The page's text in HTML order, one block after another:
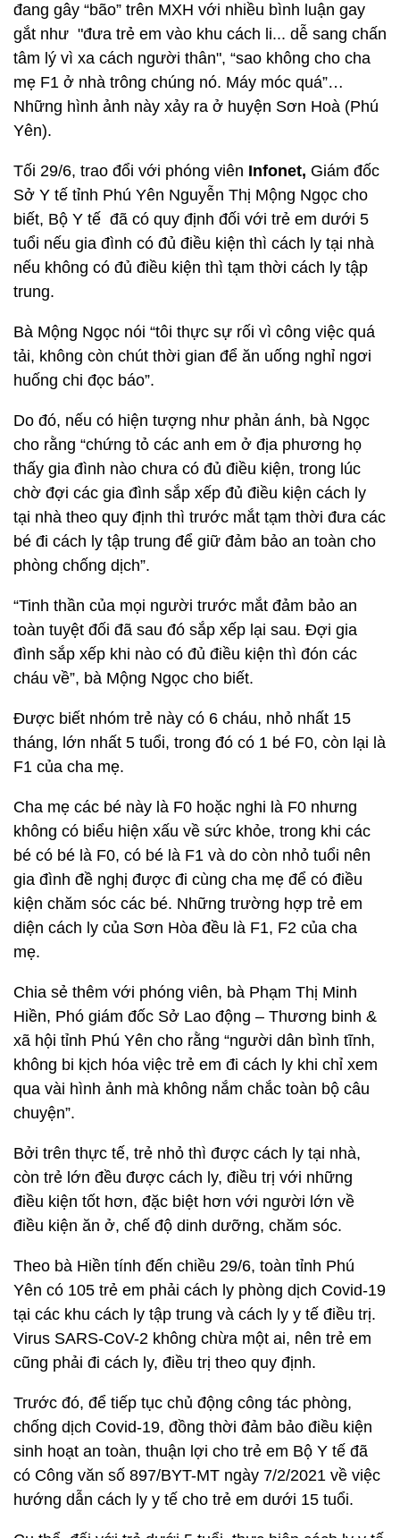
đang gây “bão” trên MXH với nhiều bình luận gay
gắt như "đưa trẻ em vào khu cách li... dễ sang chấn
tâm lý vì xa cách người thân", “sao không cho cha
mẹ F1 ở nhà trông chúng nó. Máy móc quá”…
Những hình ảnh này xảy ra ở huyện Sơn Hoà (Phú
Yên).
Tối 29/6, trao đổi với phóng viên Infonet, Giám đốc
Sở Y tế tỉnh Phú Yên Nguyễn Thị Mộng Ngọc cho
biết, Bộ Y tế đã có quy định đối với trẻ em dưới 5
tuổi nếu gia đình có đủ điều kiện thì cách ly tại nhà
nếu không có đủ điều kiện thì tạm thời cách ly tập
trung.
Bà Mộng Ngọc nói “tôi thực sự rối vì công việc quá
tải, không còn chút thời gian để ăn uống nghỉ ngơi
huống chi đọc báo”.
Do đó, nếu có hiện tượng như phản ánh, bà Ngọc
cho rằng “chứng tỏ các anh em ở địa phương họ
thấy gia đình nào chưa có đủ điều kiện, trong lúc
chờ đợi các gia đình sắp xếp đủ điều kiện cách ly
tại nhà theo quy định thì trước mắt tạm thời đưa các
bé đi cách ly tập trung để giữ đảm bảo an toàn cho
phòng chống dịch”.
“Tinh thần của mọi người trước mắt đảm bảo an
toàn tuyệt đối đã sau đó sắp xếp lại sau. Đợi gia
đình sắp xếp khi nào có đủ điều kiện thì đón các
cháu về”, bà Mộng Ngọc cho biết.
Được biết nhóm trẻ này có 6 cháu, nhỏ nhất 15
tháng, lớn nhất 5 tuổi, trong đó có 1 bé F0, còn lại là
F1 của cha mẹ.
Cha mẹ các bé này là F0 hoặc nghi là F0 nhưng
không có biểu hiện xấu về sức khỏe, trong khi các
bé có bé là F0, có bé là F1 và do còn nhỏ tuổi nên
gia đình đề nghị được đi cùng cha mẹ để có điều
kiện chăm sóc các bé. Những trường hợp trẻ em
diện cách ly của Sơn Hòa đều là F1, F2 của cha
mẹ.
Chia sẻ thêm với phóng viên, bà Phạm Thị Minh
Hiền, Phó giám đốc Sở Lao động – Thương binh &
xã hội tỉnh Phú Yên cho rằng “người dân bình tĩnh,
không bi kịch hóa việc trẻ em đi cách ly khi chỉ xem
qua vài hình ảnh mà không nắm chắc toàn bộ câu
chuyện”.
Bởi trên thực tế, trẻ nhỏ thì được cách ly tại nhà,
còn trẻ lớn đều được cách ly, điều trị với những
điều kiện tốt hơn, đặc biệt hơn với người lớn về
điều kiện ăn ở, chế độ dinh dưỡng, chăm sóc.
Theo bà Hiền tính đến chiều 29/6, toàn tỉnh Phú
Yên có 105 trẻ em phải cách ly phòng dịch Covid-19
tại các khu cách ly tập trung và cách ly y tế điều trị.
Virus SARS-CoV-2 không chừa một ai, nên trẻ em
cũng phải đi cách ly, điều trị theo quy định.
Trước đó, để tiếp tục chủ động công tác phòng,
chống dịch Covid-19, đồng thời đảm bảo điều kiện
sinh hoạt an toàn, thuận lợi cho trẻ em Bộ Y tế đã
có Công văn số 897/BYT-MT ngày 7/2/2021 về việc
hướng dẫn cách ly y tế cho trẻ em dưới 15 tuổi.